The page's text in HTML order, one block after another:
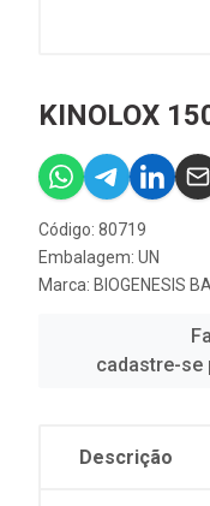
KINOLOX
Código: 80719
Embalagem: UN
Marca: BIOGENESIS
cadastre-se
Descrição